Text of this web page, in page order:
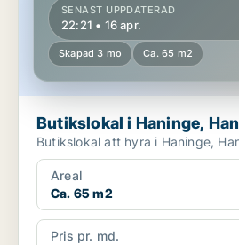
SENAST UPPDATERAD
22:21 • 16 apr.
Skapad 3 mo Ca. 65 m2
Butikslokal i Haninge,
Butikslokal att hyra i Haninge,
Areal
Ca. 65 m2
Pris pr. md.